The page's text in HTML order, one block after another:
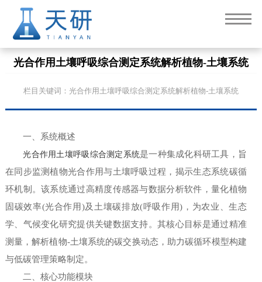
光合作用土壤呼吸综合测定系统解析植物-土壤系统
栏目关键词：光合作用土壤呼吸综合测定系统解析植物-土壤系统
一、系统概述
光合作用土壤呼吸综合测定系统是一种集成化科研工具，旨
在同步监测植物光合作用与土壤呼吸过程，揭示生态系统碳循
环机制。该系统通过高精度传感器与数据分析软件，量化植物
固碳效率(光合作用)及土壤碳排放(呼吸作用)，为农业、生态
学、气候变化研究提供关键数据支持。其核心目标是通过精准
测量，解析植物-土壤系统的碳交换动态，助力碳循环模型构建
与低碳管理策略制定。
二、核心功能模块